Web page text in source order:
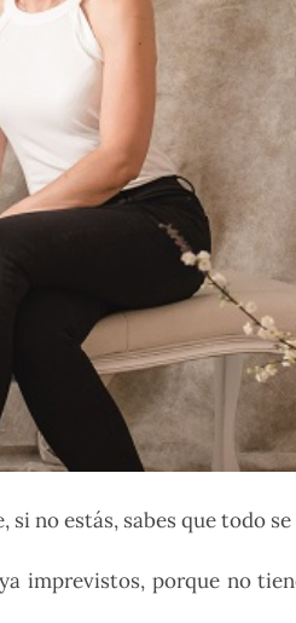
no estás, sabes que todo
imprevistos, porque no